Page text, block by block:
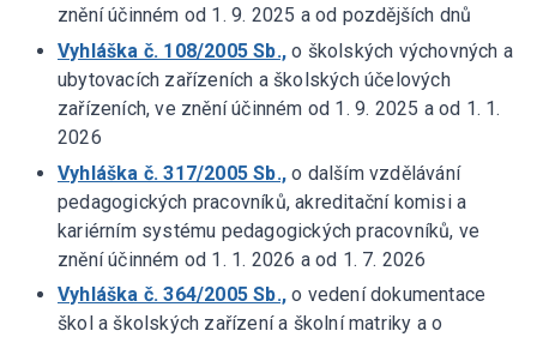
znění účinném od 1. 9. 2025 a od pozdějších dnů
Vyhláška č. 108/2005 Sb., o školských výchovných a
ubytovacích zařízeních a školských účelových
zařízeních, ve znění účinném od 1. 9. 2025 a od 1. 1.
2026
Vyhláška č. 317/2005 Sb., o dalším vzdělávání
pedagogických pracovníků, akreditační komisi a
kariérním systému pedagogických pracovníků, ve
znění účinném od 1. 1. 2026 a od 1. 7. 2026
Vyhláška č. 364/2005 Sb., o vedení dokumentace
škol a školských zařízení a školní matriky a o